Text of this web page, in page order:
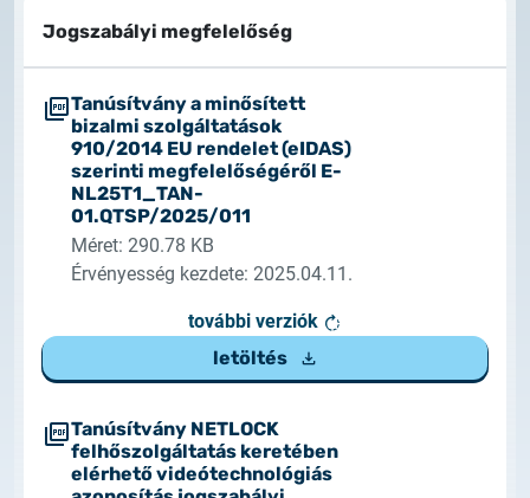
dokumentumtár
2026.05.27.
Rendszerfrissítés
2026.05.27.
Rendszerfrissítés
2026.03.27.
Fontos tájékoztató – Certum tanúsítványok
2026.03.20.
2026.03.06.
Ügyfélkommunikáció
Jogszabályi megfelelőség
Tanúsítvány a minősített
bizalmi szolgáltatások
910/2014 EU rendelet (eIDAS)
szerinti megfelelőségéről E-
NL25T1_TAN-
01.QTSP/2025/011
Méret: 290.78 KB
Érvényesség kezdete: 2025.04.11.
további verziók
letöltés
Tanúsítvány NETLOCK
felhőszolgáltatás keretében
elérhető videótechnológiás